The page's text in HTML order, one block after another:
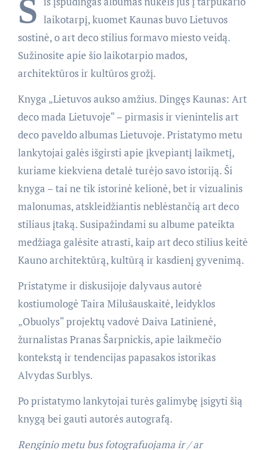
Š laikotarpį, kuomet Kaunas buvo Lietuvos
sostinė, o art deco stilius formavo miesto veidą.
Sužinosite apie šio laikotarpio mados,
architektūros ir kultūros grožį.
Knyga „Lietuvos aukso amžius. Dingęs Kaunas: Art
deco mada Lietuvoje“ – pirmasis ir vienintelis art
deco paveldo albumas Lietuvoje. Pristatymo metu
lankytojai galės išgirsti apie įkvepiantį laikmetį,
kuriame kiekviena detalė turėjo savo istoriją. Ši
knyga – tai ne tik istorinė kelionė, bet ir vizualinis
malonumas, atskleidžiantis neblėstančią art deco
stiliaus įtaką. Susipažindami su albume pateikta
medžiaga galėsite atrasti, kaip art deco stilius keitė
Kauno architektūrą, kultūrą ir kasdienį gyvenimą.
Pristatyme ir diskusijoje dalyvaus autorė
kostiumologė Taira Milušauskaitė, leidyklos
„Obuolys“ projektų vadovė Daiva Latinienė,
žurnalistas Pranas Šarpnickis, apie laikmečio
kontekstą ir tendencijas papasakos istorikas
Alvydas Surblys.
Po pristatymo lankytojai turės galimybę įsigyti šią
knygą bei gauti autorės autografą.
Renginio metu bus fotografuojama ir / ar